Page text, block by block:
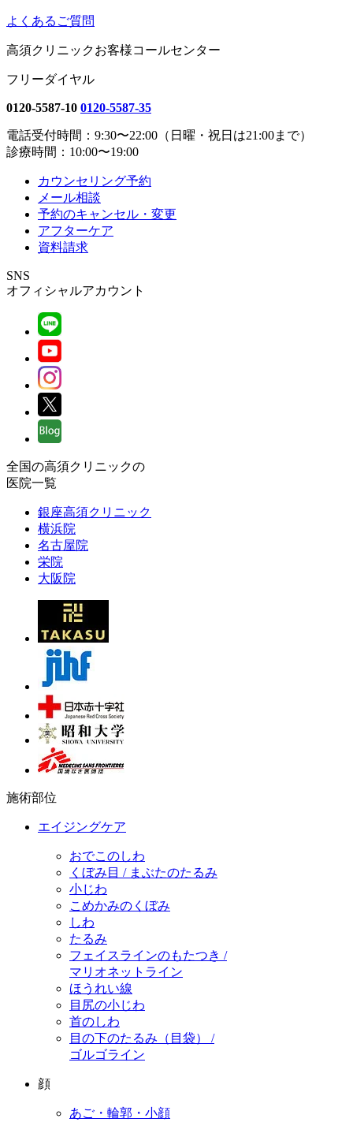
よくあるご質問
高須クリニックお客様コールセンター
フリーダイヤル
0120-5587-10 0120-5587-35
電話受付時間：9:30〜22:00（日曜・祝日は21:00まで）
診療時間：10:00〜19:00
カウンセリング予約
メール相談
予約のキャンセル・変更
アフターケア
資料請求
SNS
オフィシャルアカウント
全国の高須クリニックの
医院一覧
銀座高須クリニック
横浜院
名古屋院
栄院
大阪院
施術部位
エイジングケア
おでこのしわ
くぼみ目 / まぶたのたるみ
小じわ
こめかみのくぼみ
しわ
たるみ
フェイスラインのもたつき /
マリオネットライン
ほうれい線
目尻の小じわ
首のしわ
目の下のたるみ（目袋） /
ゴルゴライン
顔
あご・輪郭・小顔